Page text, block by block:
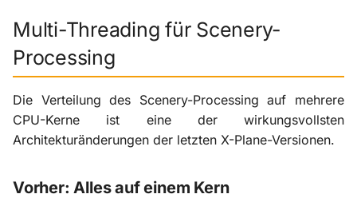
Multi-Threading für Scenery-
Processing
Die Verteilung des Scenery-Processing auf mehrere
CPU-Kerne ist eine der wirkungsvollsten
Architekturänderungen der letzten X-Plane-Versionen.
Vorher: Alles auf einem Kern